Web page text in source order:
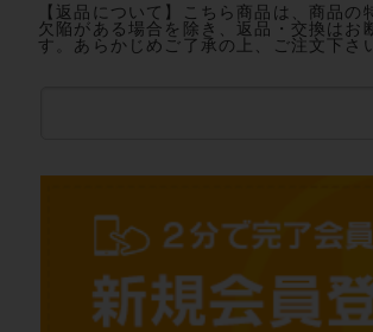
【返品について】こちら商品は、商品の
欠陥がある場合を除き、返品・交換はお
す。あらかじめご了承の上、ご注文下さ